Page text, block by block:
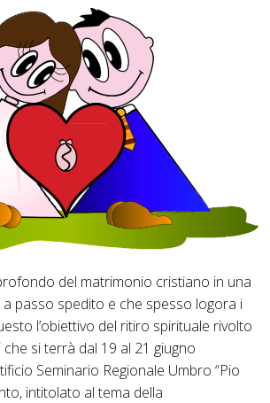
del matrimonio cristiano in una
a passo spedito e che spesso logora i
l’obiettivo del ritiro spirituale rivolto
si terrà dal 19 al 21 giugno
Seminario Regionale Umbro “Pio
intitolato al tema della